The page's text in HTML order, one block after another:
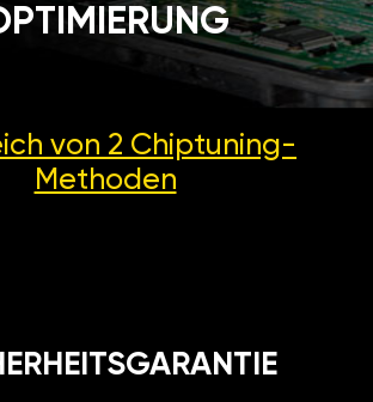
von 2 Chiptuning-
Methoden